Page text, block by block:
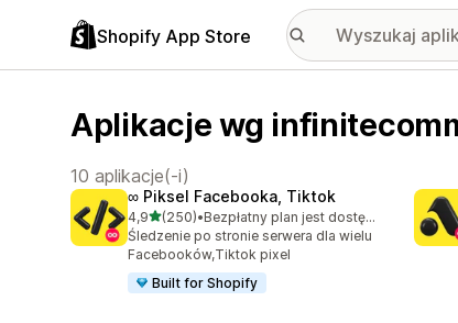
Shopify App Store
Aplikacje wg
10 aplikacje(-i)
∞ Piksel Facebooka, Tiktok
4,9na 5 gwiazdek
(250)
Łączna liczba recenzji: 250
•
Bezpłatny plan jest dostępny
Śledzenie po stronie serwera dla wielu
Facebooków,Tiktok pixel
Built for Shopify